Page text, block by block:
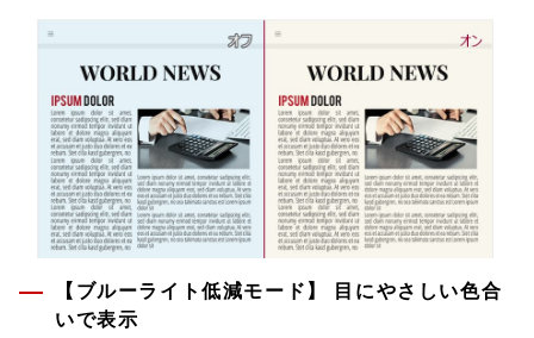
【ブルーライト低減モード】 目にやさしい色合
いで表示